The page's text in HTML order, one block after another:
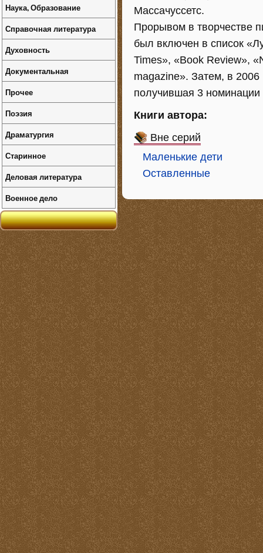
Массачуссетс.
Прорывом в творчестве
был включен в список
Times», «Book Review»,
magazine». Затем, в 2006
получившая 3
Книги автора:
Вне серий
Маленькие дети
Оставленные
Наука, Образование
Справочная литература
Духовность
Документальная
Прочее
Поэзия
Драматургия
Старинное
Деловая литература
Военное дело